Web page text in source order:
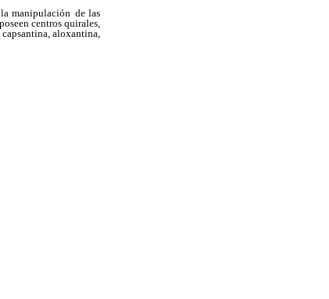
manipulación de las
poseen centros quirales,
capsantina, aloxantina,